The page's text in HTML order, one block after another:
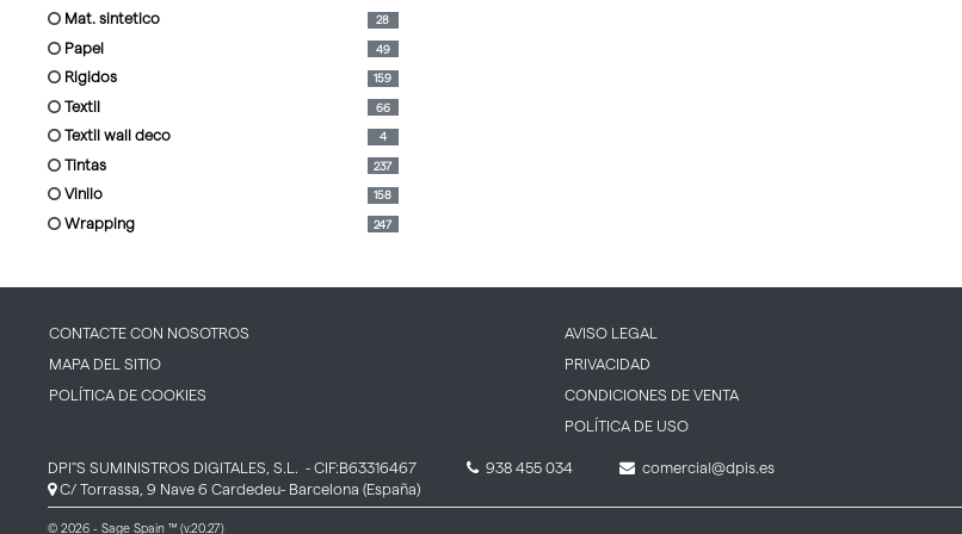
mat. sintetico 28
papel 49
rigidos 159
textil 66
textil wall deco 4
tintas 237
vinilo 158
wrapping 247
CONTACTE CON NOSOTROS
MAPA DEL SITIO
POLÍTICA DE COOKIES
AVISO LEGAL
PRIVACIDAD
CONDICIONES DE VENTA
POLÍTICA DE USO
DPI''S SUMINISTROS DIGITALES, S.L.
- CIF:B63316467
C/ Torrassa, 9 Nave 6 Cardedeu- Barcelona (España)
938 455 034 comercial@dpis.es
© 2026 - Sage Spain ™ (v.20.27)